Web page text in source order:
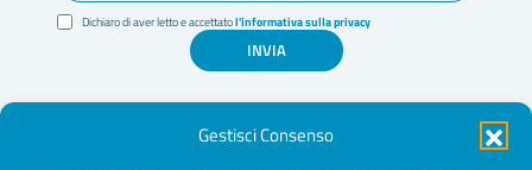
Gestisci Consenso
Dichiaro di aver letto e accettatol'informativa sulla privacy
INVIA